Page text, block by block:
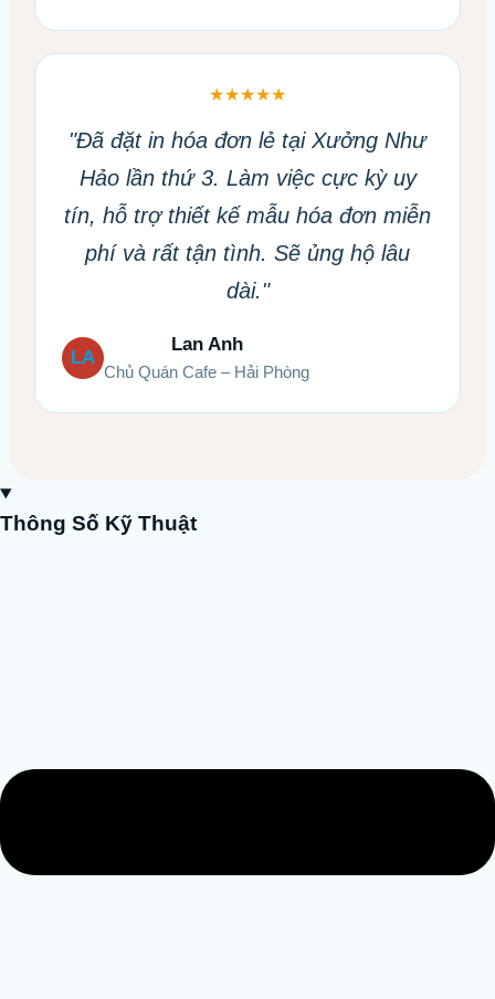
★★★★★
"Đã đặt in hóa đơn lẻ tại Xưởng Như
Hảo lần thứ 3. Làm việc cực kỳ uy
tín, hỗ trợ thiết kế mẫu hóa đơn miễn
phí và rất tận tình. Sẽ ủng hộ lâu
dài."
LA
Lan Anh
Chủ Quán Cafe – Hải Phòng
Thông Số Kỹ Thuật